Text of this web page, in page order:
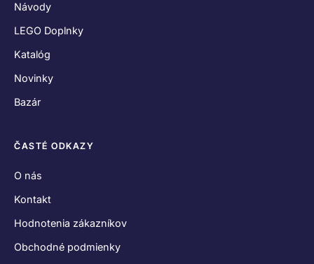
Návody
LEGO Doplnky
Katalóg
Novinky
Bazár
ČASTÉ ODKAZY
O nás
Kontakt
Hodnotenia zákazníkov
Obchodné podmienky